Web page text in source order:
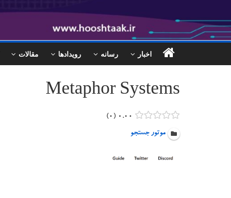
اخبار رسانه رویدادها مقالات
Metaphor Systems
۰.۰۰ ۰
موتور جستجو